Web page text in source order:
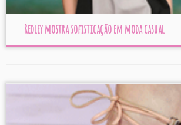
Redley mostra sofisticação em moda casual